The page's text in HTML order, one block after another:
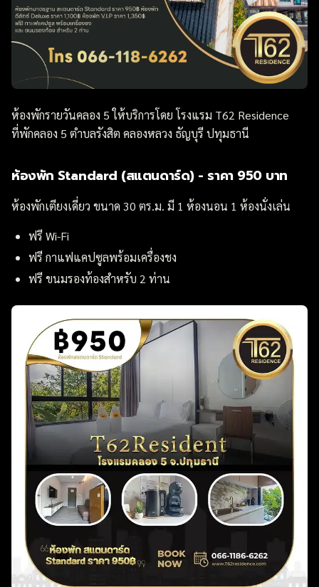
ห้องพักรายวันคลอง 5 ให้บริการโดย โรงแรม T62 Residence
ที่พักคลอง 5 ตำบลรังสิต คลองหลวง ธัญบุรี ปทุมธานี
ห้องพัก Standard (สแตนดาร์ด) - ราคา 950 บาท
ห้องพักเตียงเดี่ยว ขนาด 30 ตร.ม. มี 1 ห้องนอน 1 ห้องนั่งเล่น
ฟรี Wi-Fi
ฟรี กาแฟแคปซูลพร้อมเครื่องชง
ฟรี ขนมรองท้องสำหรับ 2 ท่าน